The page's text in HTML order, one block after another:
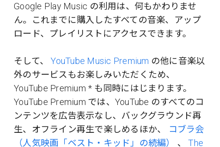
Google Play Music の利用は、何もかわりませ
ん。これまでに購入したすべての音楽、アップ
ロード、プレイリストにアクセスできます。
そして、YouTube Music Premium の他に音楽以
外のサービスもお楽しみいただくため、
YouTube Premium * も同時にはじまります。
YouTube Premium では、YouTube のすべてのコ
ンテンツを広告表示なし、バックグラウンド再
生、オフライン再生で楽しめるほか、
コブラ会
（人気映画「ベスト・キッド」の続編）
、The